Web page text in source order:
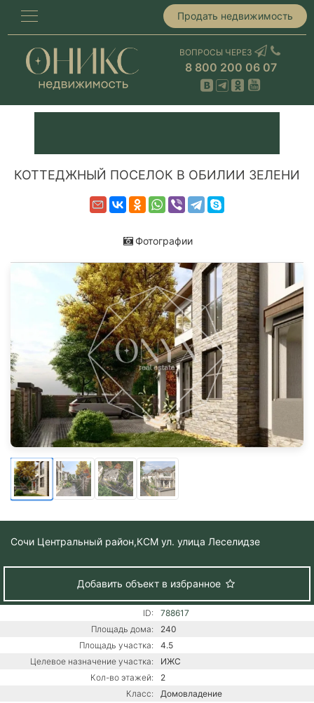
Продать недвижимость
ВОПРОСЫ ЧЕРЕЗ
8 800 200 06 07
КОТТЕДЖНЫЙ ПОСЕЛОК В ОБИЛИИ ЗЕЛЕНИ
Фотографии
Сочи Центральный район,КСМ ул. улица Леселидзе
Добавить объект в избранное
ID:
788617
Площадь дома:
240
Площадь участка:
4.5
Целевое назначение участка:
ИЖС
Кол-во этажей:
2
Класс:
Домовладение